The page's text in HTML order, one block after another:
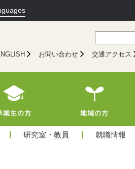
お問い合わせ 交通アクセス
研究室・教員 就職情報